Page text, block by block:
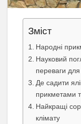
Зміст
Народні
Науковий
переваги для
Де садити
прикметами
Найкращі
клімату